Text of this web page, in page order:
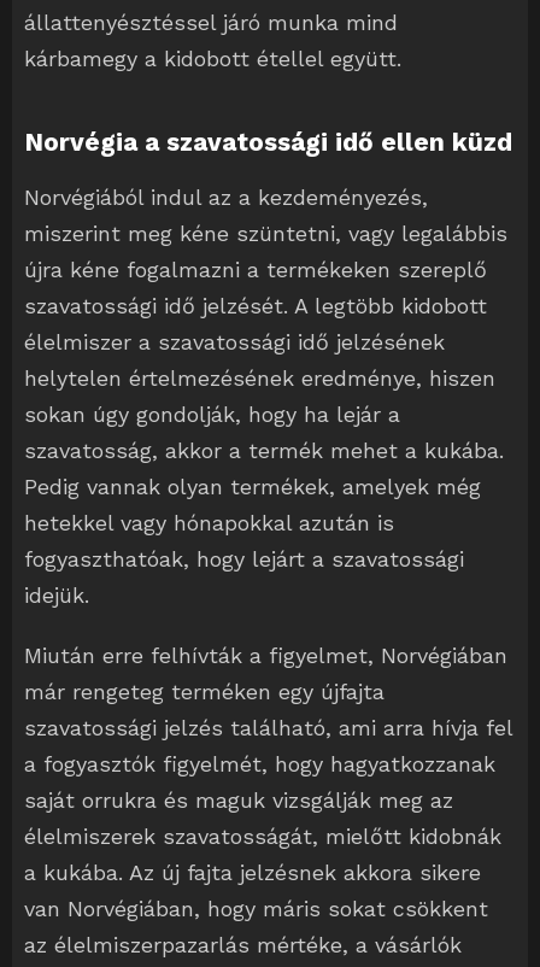
állattenyésztéssel járó munka mind
kárbamegy a kidobott étellel együtt.
Norvégia a szavatossági idő ellen küzd
Norvégiából indul az a kezdeményezés,
miszerint meg kéne szüntetni, vagy legalábbis
újra kéne fogalmazni a termékeken szereplő
szavatossági idő jelzését. A legtöbb kidobott
élelmiszer a szavatossági idő jelzésének
helytelen értelmezésének eredménye, hiszen
sokan úgy gondolják, hogy ha lejár a
szavatosság, akkor a termék mehet a kukába.
Pedig vannak olyan termékek, amelyek még
hetekkel vagy hónapokkal azután is
fogyaszthatóak, hogy lejárt a szavatossági
idejük.
Miután erre felhívták a figyelmet, Norvégiában
már rengeteg terméken egy újfajta
szavatossági jelzés található, ami arra hívja fel
a fogyasztók figyelmét, hogy hagyatkozzanak
saját orrukra és maguk vizsgálják meg az
élelmiszerek szavatosságát, mielőtt kidobnák
a kukába. Az új fajta jelzésnek akkora sikere
van Norvégiában, hogy máris sokat csökkent
az élelmiszerpazarlás mértéke, a vásárlók